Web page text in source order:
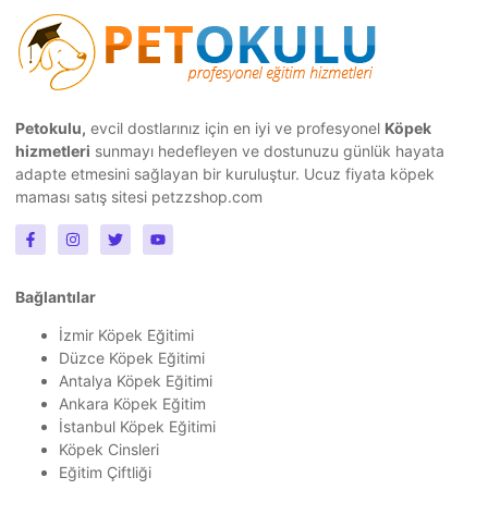
Petokulu, evcil dostlarınız için en iyi ve profesyonel Köpek
hizmetleri sunmayı hedefleyen ve dostunuzu günlük hayata
adapte etmesini sağlayan bir kuruluştur. Ucuz fiyata köpek
maması satış sitesi petzzshop.com
Bağlantılar
İzmir Köpek Eğitimi
Düzce Köpek Eğitimi
Antalya Köpek Eğitimi
Ankara Köpek Eğitim
İstanbul Köpek Eğitimi
Köpek Cinsleri
Eğitim Çiftliği